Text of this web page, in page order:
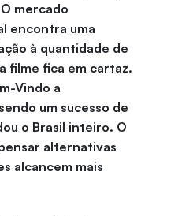
mercado
encontra uma
à quantidade de
filme fica em cartaz.
Vindo a
um sucesso de
o Brasil inteiro. O
alternativas
alcancem mais